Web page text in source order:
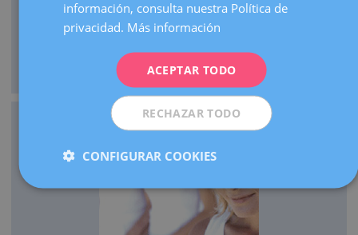
visitas de embarazos de alto riesgo al año.
Contamos con una UCI Neonatal de nivel III que atiende
información, consulta nuestra Política de
privacidad. Más información
ACEPTAR TODO
RECHAZAR TODO
CONFIGURAR COOKIES